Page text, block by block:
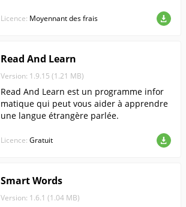
Licence: Moyennant des frais
Read And Learn
Version: 1.9.15 (1.21 MB)
Read And Learn est un programme infor
matique qui peut vous aider à apprendre
une langue étrangère parlée.
Licence: Gratuit
Smart Words
Version: 1.6.1 (1.04 MB)